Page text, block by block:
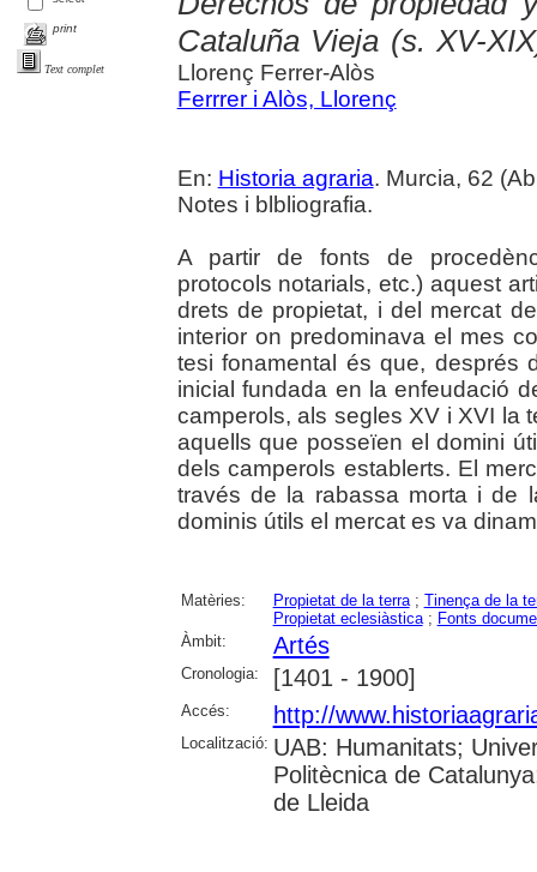
print
Text complet
Cataluña Vieja (s. XV-
Llorenç Ferrer-Alòs
Ferrrer i Alòs, Llorenç
En: Historia agraria. Murcia, 62
Notes i blbliografia.
A partir de fonts de
protocols notarials, etc.) aquest
drets de propietat, i del mercat
interior on predominava el mes
tesi fonamental és que, després
inicial fundada en la enfeudació
camperols, als segles XV i XVI la
aquells que posseïen el domini
dels camperols establerts. El
través de la rabassa morta i de
dominis útils el mercat es va
Matèries: Propietat de la terra; Tinença de la
Propietat eclesiàstica; Fonts
Àmbit:
Artés
Cronologia: [1401 - 1900]
Accés: http://
Localització: UAB: Humanitats;
Politècnica de
de Lleida